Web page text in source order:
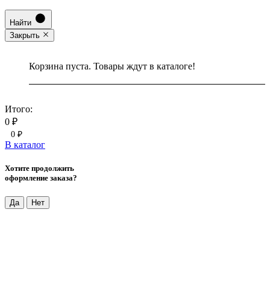
Найти
Закрыть
Корзина пуста. Товары ждут в каталоге!
Итого:
0 ₽
0 ₽
В каталог
Хотите продолжить
оформление заказа?
Да Нет